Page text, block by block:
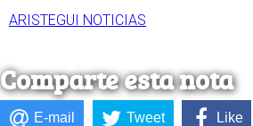
ARISTEGUI NOTICIAS
Comparte esta nota
E-mail Tweet Like